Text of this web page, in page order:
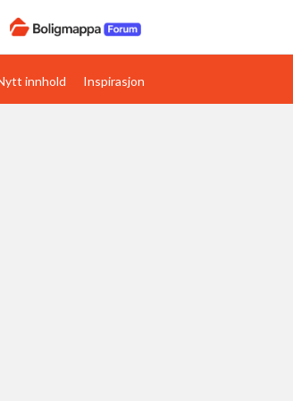
Boligens papirer
innhold Inspirasjon